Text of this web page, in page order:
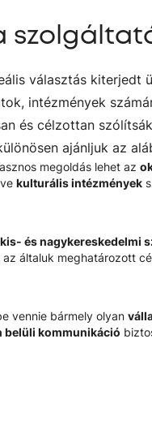
választás kiterjedt
intézmények
és célzottan
ajánljuk az
megoldás lehet az
kulturális intézmények
kis- és nagykereskedelmi
az általuk meghatározott
vennie bármely olyan
belüli kommunikáció